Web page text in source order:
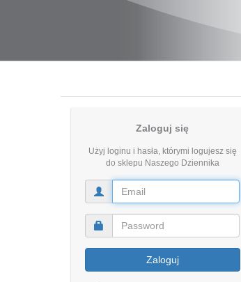
Zaloguj się
Użyj loginu i hasła, którymi logujesz się
do sklepu Naszego Dziennika
Zaloguj